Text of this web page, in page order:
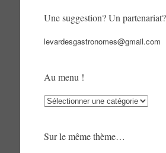
Une suggestion? Un
levardesgastronomes@gmail.com
Au menu !
Au
Sur le même thème…